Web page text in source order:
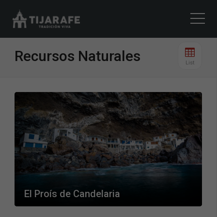
Recursos Naturales List
El Proís de Candelaria